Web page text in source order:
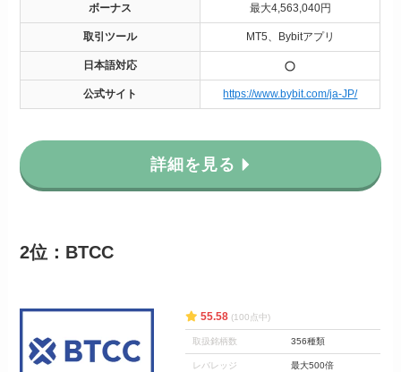
ボーナス 最大4,563,040円
取引ツール MT5、Bybitアプリ
日本語対応
公式サイト https://www.bybit.com/ja-JP/
詳細を見る
2位：BTCC
55.58 (100点中)
取扱銘柄数 356種類
レバレッジ 最大500倍